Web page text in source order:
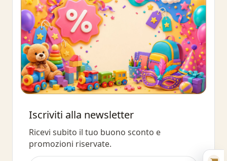
del 10%
Iscriviti alla newsletter
Ricevi subito il tuo buono sconto e
promozioni riservate.